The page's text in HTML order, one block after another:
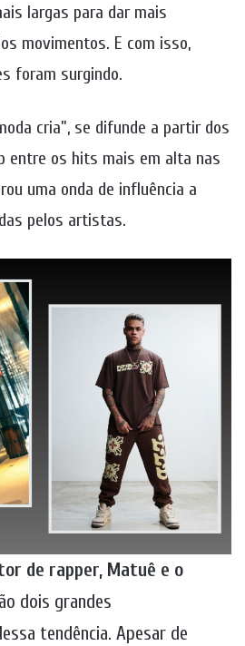
largas para dar mais
movimentos. E com isso,
foram surgindo.
cria”, se difunde a partir dos
entre os hits mais em alta nas
uma onda de influência a
pelos artistas.
de rapper, Matuê e o
dois grandes
tendência. Apesar de